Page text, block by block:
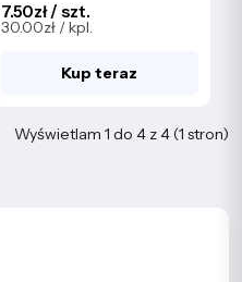
7.50zł / szt.
30.00zł / kpl.
Kup teraz
Wyświetlam 1 do 4 z 4 (1 stron)